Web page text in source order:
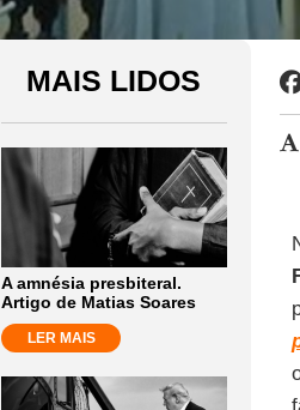
MAIS LIDOS
A amnésia presbiteral.
Artigo de Matias Soares
LER MAIS